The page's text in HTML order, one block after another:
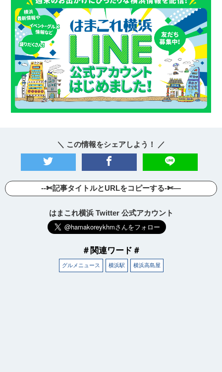
＼ この情報をシェアしよう！ ／
--✄記事タイトルとURLをコピーする-✄—
はまこれ横浜 Twitter 公式アカウント
＃関連ワード＃
グルメニュース 横浜駅 横浜高島屋